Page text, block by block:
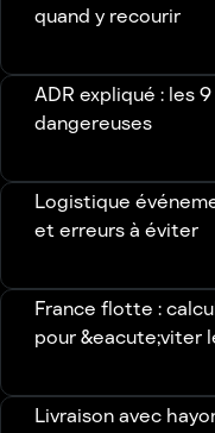
quand y recourir
ADR expliqué : les
dangereuses
Logistique
et erreurs à éviter
France flotte :
pour &eacute;viter
Livraison avec